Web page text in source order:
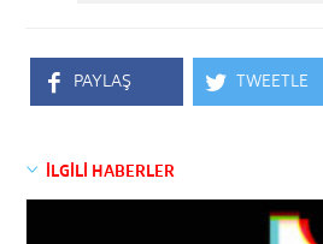
PAYLAŞ TWEETLE
İLGİLİ HABERLER